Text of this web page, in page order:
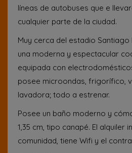
líneas de autobuses que e
cualquier parte de la ciudad.
Muy cerca del estadio Santiago
una moderna y espectacular
equipada con
posee microondas, frigorífico,
lavadora; todo a estrenar.
Posee un baño moderno y
1,35 cm, tipo canapé. El alquiler
comunidad, tiene Wifi y el